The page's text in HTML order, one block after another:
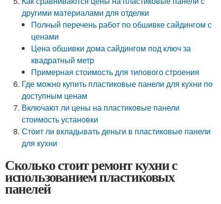
другими материалами для отделки
Полный перечень работ по обшивке сайдингом с
ценами
Цена обшивки дома сайдингом под ключ за
квадратный метр
Примерная стоимость для типового строения
Где можно купить пластиковые панели для кухни по
доступным ценам
Включают ли цены на пластиковые панели
стоимость установки
Стоит ли вкладывать деньги в пластиковые панели
для кухни
Сколько стоит ремонт кухни с
использованием пластиковых
панелей